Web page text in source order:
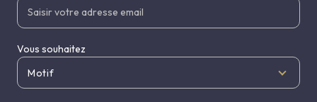
Vous souhaitez
Motif